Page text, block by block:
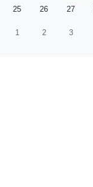
25 26 27
1 2 3